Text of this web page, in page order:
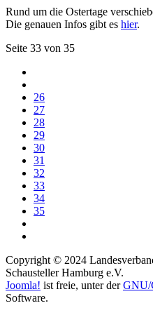
Rund um die Ostertage
Die genauen Infos gibt es hier.
Seite 33 von 35
26
27
28
29
30
31
32
33
34
35
Copyright © 2024
Schausteller Hamburg e.V.
Joomla! ist freie, unter derGNU/
Software.